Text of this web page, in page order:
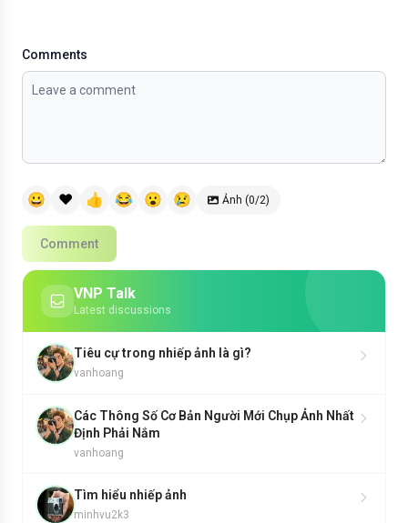
Comments
😀 ❤️ 👍 😂 😮 😢 Ảnh (0/2)
Comment
VNP Talk
Latest discussions
Tiêu cự trong nhiếp ảnh là gì?
vanhoang
Các Thông Số Cơ Bản Người Mới Chụp Ảnh Nhất
Định Phải Nắm
vanhoang
Tìm hiểu nhiếp ảnh
minhvu2k3